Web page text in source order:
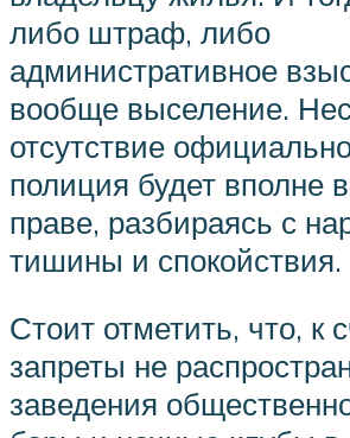
либо штраф, либо
административное
вообще выселение.
отсутствие
полиция будет вполне
праве, разбираясь с
тишины и спокойствия.
Стоит отметить, что, к
запреты не
заведения